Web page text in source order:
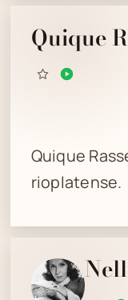
Quique
Quique
rioplatense.